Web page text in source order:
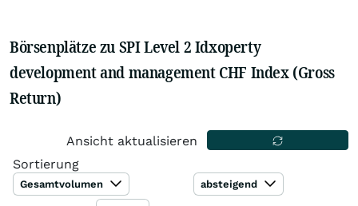
Börsenplätze zu SPI Level 2 Idxoperty
development and management CHF Index (Gross
Return)
Ansicht aktualisieren
Sortierung
Gesamtvolumen absteigend